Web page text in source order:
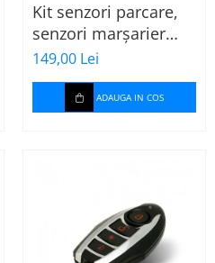
Kit senzori parcare,
senzori marșarier
MAX LED, 4 senzori
negri -02287
149,00 Lei
ADAUGA IN COS